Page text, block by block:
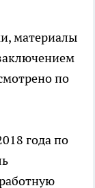
материалы
по
года по